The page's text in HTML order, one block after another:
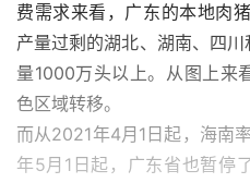
费需求来看，广东的本地肉
产量过剩的湖北、湖南、四
量1000万头以上。从图上来
色区域转移。
而从2021年4月1日起，海南
年5月1日起，广东省也暂停